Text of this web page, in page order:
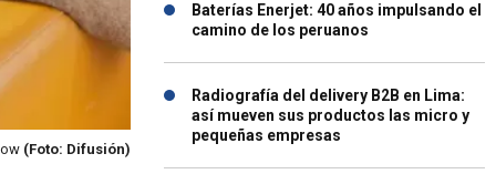
(Foto: Difusión)
Baterías Enerjet: 40 años impulsando el
camino de los peruanos
Radiografía del delivery B2B en Lima:
así mueven sus productos las micro y
pequeñas empresas